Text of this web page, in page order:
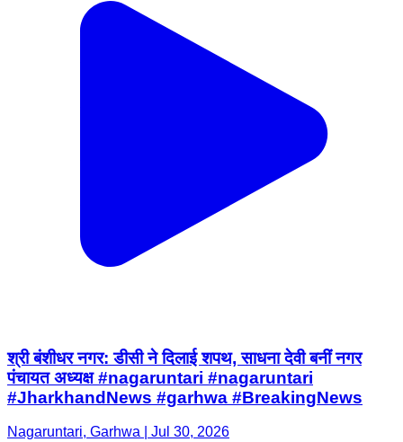
श्री बंशीधर नगर: डीसी ने दिलाई शपथ, साधना देवी बनीं नगर
पंचायत अध्यक्ष #nagaruntari #nagaruntari
#JharkhandNews #garhwa #BreakingNews
Nagaruntari, Garhwa | Jul 30, 2026